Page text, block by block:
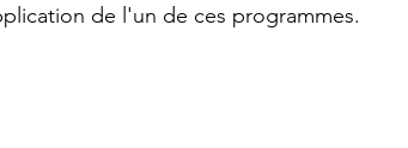
de l'un de ces programmes.